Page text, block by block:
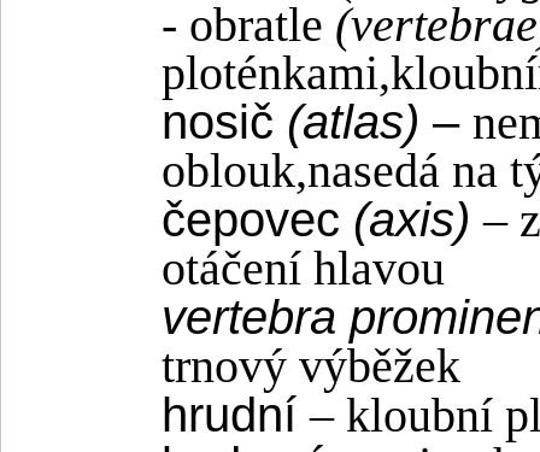
- obratle
nosič (atlas) –
oblouk,nasedá na
čepovec (axis)–
otáčení hlavou
vertebra
trnový výběžek
hrudní– kloubní